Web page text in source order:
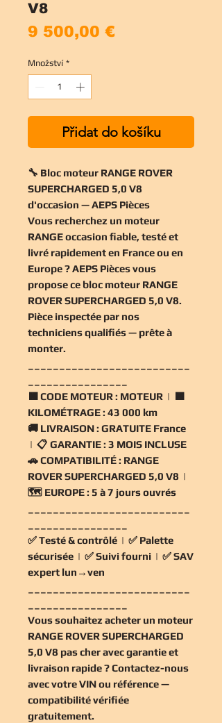
V8
9 500,00 €
Množství *
Přidat do košíku
🔧 Bloc moteur RANGE ROVER
SUPERCHARGED 5,0 V8
d'occasion — AEPS Pièces
Vous recherchez un moteur
RANGE occasion fiable, testé et
livré rapidement en France ou en
Europe ? AEPS Pièces vous
propose ce bloc moteur RANGE
ROVER SUPERCHARGED 5,0 V8.
Pièce inspectée par nos
techniciens qualifiés — prête à
monter.
🟧CODE MOTEUR : MOTEUR | 🟧
KILOMÉTRAGE : 43 000 km
🚚 LIVRAISON : GRATUITE France
| 📋 GARANTIE : 3 MOIS INCLUSE
🚗COMPATIBILITÉ : RANGE
ROVER SUPERCHARGED 5,0 V8 |
🗺️ EUROPE : 5 à 7 jours ouvrés
✅Testé & contrôlé | ✅ Palette
sécurisée | ✅Suivi fourni | ✅SAV
expert lun→ven
Vous souhaitez acheter un moteur
RANGE ROVER SUPERCHARGED
5,0 V8 pas cheravec garantie et
livraison rapide ? Contactez-nous
avec votre VIN ou référence —
compatibilité vérifiée
gratuitement.